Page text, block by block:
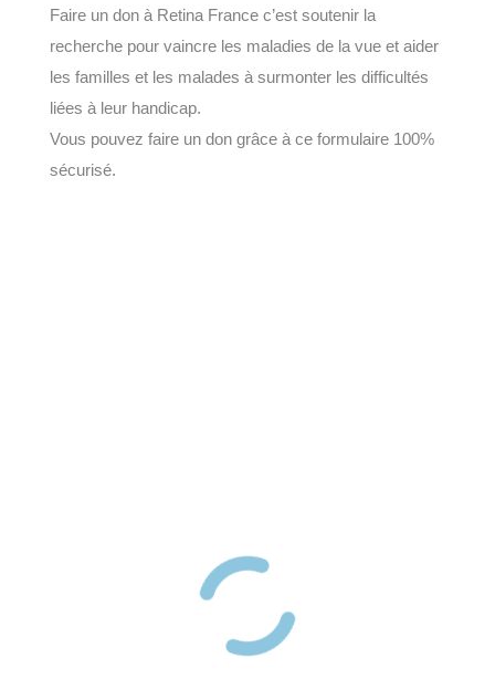
Faire un don à Retina France c’est soutenir la
recherche pour vaincre les maladies de la vue et aider
les familles et les malades à surmonter les difficultés
liées à leur handicap.
Vous pouvez faire un don grâce à ce formulaire 100%
sécurisé.